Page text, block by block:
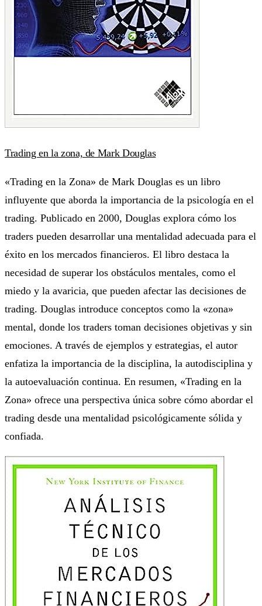
Trading en la zona, de Mark Douglas
«Trading en la Zona» de Mark Douglas es un libro
influyente que aborda la importancia de la psicología en el
trading. Publicado en 2000, Douglas explora cómo los
traders pueden desarrollar una mentalidad adecuada para el
éxito en los mercados financieros. El libro destaca la
necesidad de superar los obstáculos mentales, como el
miedo y la avaricia, que pueden afectar las decisiones de
trading. Douglas introduce conceptos como la «zona»
mental, donde los traders toman decisiones objetivas y sin
emociones. A través de ejemplos y estrategias, el autor
enfatiza la importancia de la disciplina, la autodisciplina y
la autoevaluación continua. En resumen, «Trading en la
Zona» ofrece una perspectiva única sobre cómo abordar el
trading desde una mentalidad psicológicamente sólida y
confiada.